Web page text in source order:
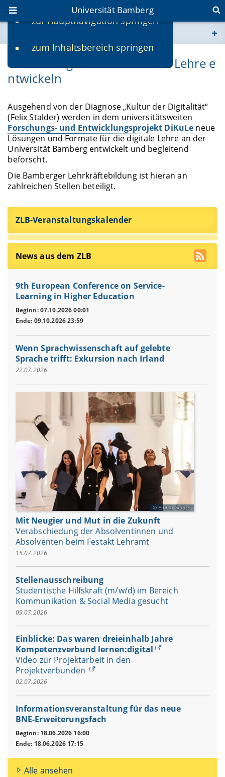
zur Hauptnavigation springen
zum Inhaltsbereich springen
Universität Bamberg
www.uni-bamberg.de
fis.uni-bamberg.de
DiKuLe: Digitale Kulturen der Lehre e
ntwickeln
Ausgehend von der Diagnose „Kultur der Digitalität“
(Felix Stalder) werden in dem universitätsweiten
Forschungs- und Entwicklungsprojekt DiKuLe neue
Lösungen und Formate für die digitale Lehre an der
Uni­versität Bamberg entwickelt und begleitend
beforscht.
Die Bamberger Lehrkräftebildung ist hieran an
zahlreichen Stellen beteiligt.
ZLB-Veranstaltungskalender
News aus dem ZLB
9th European Conference on Service-
Learning in Higher Education
Beginn: 07.10.2026 00:01
Ende: 09.10.2026 23:59
Wenn Sprachwissenschaft auf gelebte
Sprache trifft: Exkursion nach Irland
22.07.2026
Emma Seeger
Mit Neugier und Mut in die Zukunft
Verabschiedung der Absolventinnen und
Absolventen beim Festakt Lehramt
15.07.2026
Stellenausschreibung
Studentische Hilfskraft (m/w/d) im Bereich
Kommunikation & Social Media gesucht
09.07.2026
Einblicke: Das waren dreieinhalb Jahre
Kompetenzverbund lernen:digital
Video zur Projektarbeit in den
Projektverbunden
02.07.2026
Informationsveranstaltung für das neue
BNE-Erweiterungsfach
Beginn: 18.06.2026 16:00
Ende: 18.06.2026 17:15
Alle ansehen